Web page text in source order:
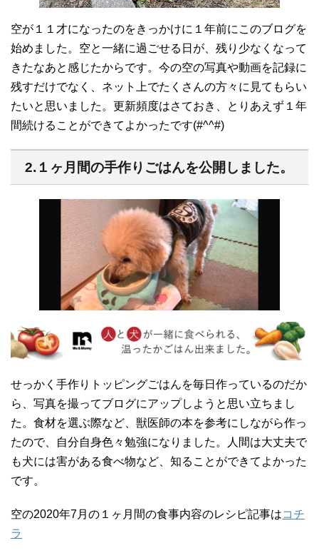
空が１１才になったのをきっかけに１年前にこのブログを
始めました。空と一緒に過ごせる日が、残り少なくなって
きたなあと感じたからです。今の空の写真や動画を記録に
残すだけでなく、ネット上でたくさんの方々に見てもらい
たいと思いました。更新頻度はさておき、とりあえず１年
間続けることができてよかったです(#^^#)
2.１ヶ月間の手作りごはんを公開しました。
せっかく手作りトッピングごはんを毎日作っているのだか
ら、写真を撮ってブログにアップしようと思い立ちまし
た。食材を選ぶ際など、獣医師の本を参考にしながら作っ
たので、自分自身色々勉強になりました。人間は大丈夫で
も犬には害がある食べ物など、知ることができてよかった
です。
空の2020年7月の１ヶ月間の食事内容のレシピ記事はコチ
ラ